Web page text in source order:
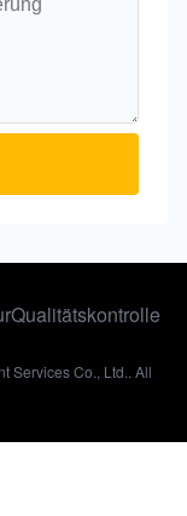
Qualitätskontrolle
Services Co., Ltd.. All